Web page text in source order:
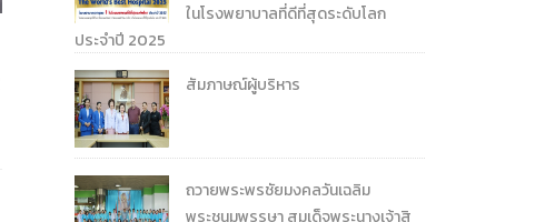
ในโรงพยาบาลที่ดีที่สุดระดับโลก
ประจำปี 2025
สัมภาษณ์ผู้บริหาร
ถวายพระพรชัยมงคลวันเฉลิม
พระชนมพรรษา สมเด็จพระนางเจ้าสิ